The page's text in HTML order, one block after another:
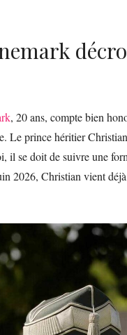
, 20 ans, compte bien
Le prince héritier
il se doit de suivre une
2026, Christian vient